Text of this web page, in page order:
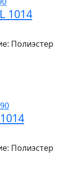
1014
Полиэстер
Полиэстер